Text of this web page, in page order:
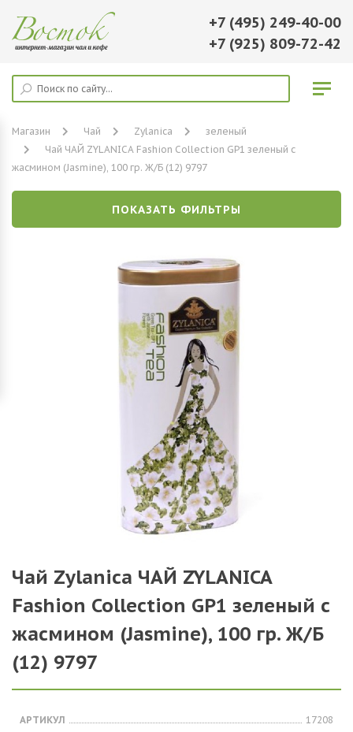
+7 (495) 249-40-00
+7 (925) 809-72-42
Магазин Чай Zylanica
зеленый
Чай ЧАЙ ZYLANICA Fashion Collection GP1 зеленый с
жасмином (Jasmine), 100 гр. Ж/Б (12) 9797
ПОКАЗАТЬ ФИЛЬТРЫ
Чай Zylanica ЧАЙ ZYLANICA
Fashion Collection GP1 зеленый с
жасмином (Jasmine), 100 гр. Ж/Б
(12) 9797
АРТИКУЛ
17208